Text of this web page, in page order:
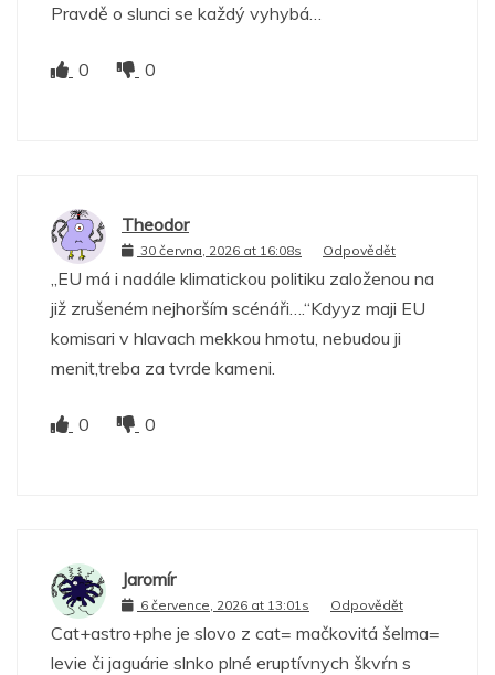
Pravdě o slunci se každý vyhybá…
0 0
Theodor
30 června, 2026 at 16:08s Odpovědět
„EU má i nadále klimatickou politiku založenou na
již zrušeném nejhorším scénáři….“Kdyyz maji EU
komisari v hlavach mekkou hmotu, nebudou ji
menit,treba za tvrde kameni.
0 0
Jaromír
6 července, 2026 at 13:01s Odpovědět
Cat+astro+phe je slovo z cat= mačkovitá šelma=
levie či jaguárie slnko plné eruptívnych škvŕn s